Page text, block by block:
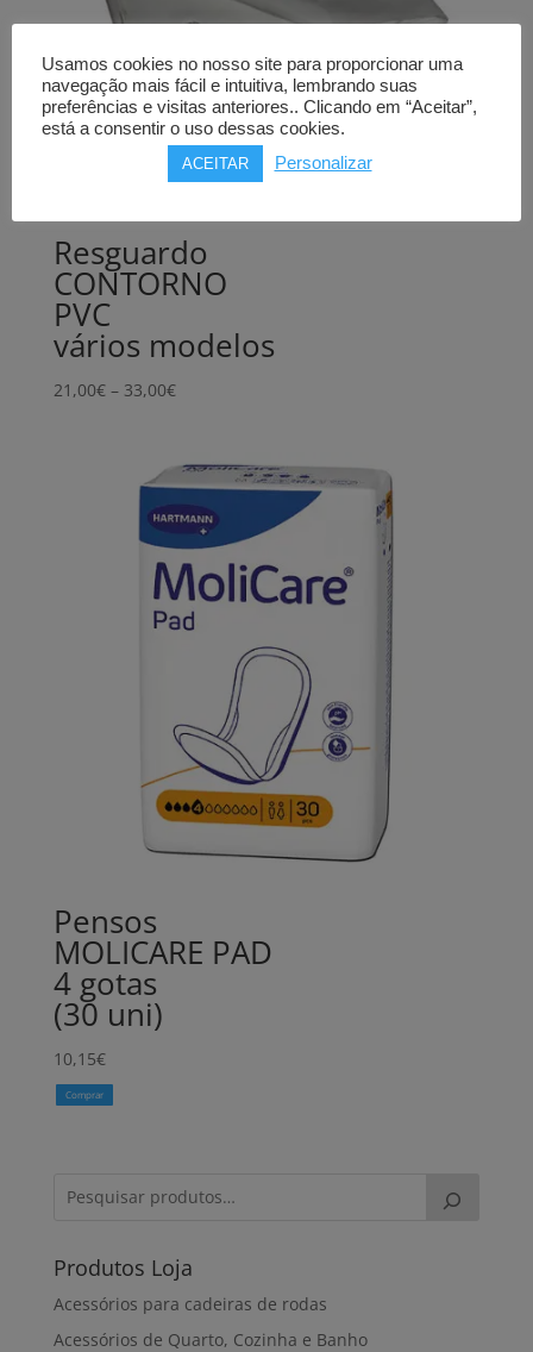
Resguardo
CONTORNO
PVC
vários modelos
21,00€ – 33,00€Price
through
Pensos
MOLICARE PAD
4 gotas
(30 uni)
10,15€
Comprar
Produtos Loja
Acessórios para cadeiras de rodas
Acessórios de Quarto, Cozinha e Banho
Usamos cookies no nosso site para proporcionar uma
navegação mais fácil e intuitiva, lembrando suas
preferências e visitas anteriores.. Clicando em “Aceitar”,
está a consentir o uso dessas cookies.
ACEITAR Personalizar